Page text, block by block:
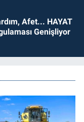
Afet... HAYAT
Genişliyor